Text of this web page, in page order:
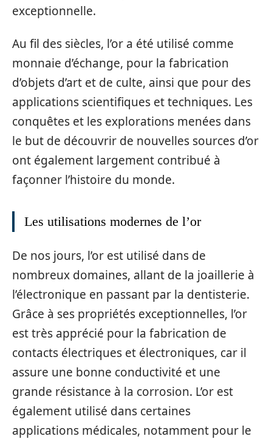
exceptionnelle.
Au fil des siècles, l’or a été utilisé comme
monnaie d’échange, pour la fabrication
d’objets d’art et de culte, ainsi que pour des
applications scientifiques et techniques. Les
conquêtes et les explorations menées dans
le but de découvrir de nouvelles sources d’or
ont également largement contribué à
façonner l’histoire du monde.
Les utilisations modernes de l’or
De nos jours, l’or est utilisé dans de
nombreux domaines, allant de la joaillerie à
l’électronique en passant par la dentisterie.
Grâce à ses propriétés exceptionnelles, l’or
est très apprécié pour la fabrication de
contacts électriques et électroniques, car il
assure une bonne conductivité et une
grande résistance à la corrosion. L’or est
également utilisé dans certaines
applications médicales, notamment pour le